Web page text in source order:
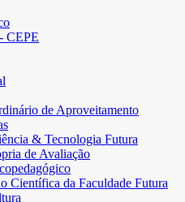
CEPE
de Aproveitamento
& Tecnologia Futura
de Avaliação
Científica da Faculdade Futura